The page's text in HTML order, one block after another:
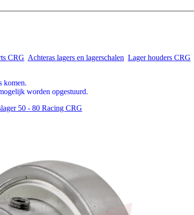
CRG Achteras lagers en lagerschalen Lager houders CRG
komen.
worden opgestuurd.
50 - 80 Racing CRG